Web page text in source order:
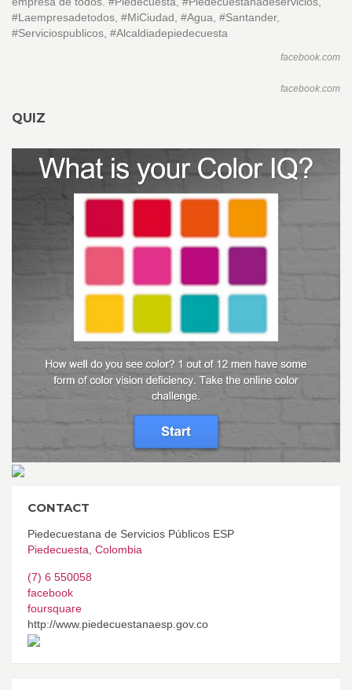
#Laempresadetodos, #MiCiudad, #Agua, #Santander,
#Serviciospublicos, #Alcaldiadepiedecuesta
facebook.com
facebook.com
QUIZ
CONTACT
Piedecuestana de Servicios Públicos ESP
Piedecuesta Colombia
(7) 6 550058
facebook
foursquare
http://www.piedecuestanaesp.gov.co